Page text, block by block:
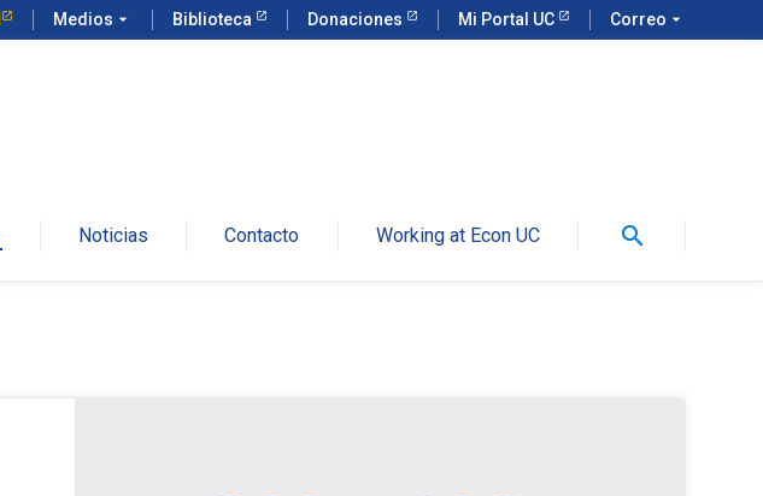
Medios arrow_drop_down Biblioteca Donaciones Mi Portal UC Correo arrow_drop_down
Noticias Contacto Working at Econ UC search